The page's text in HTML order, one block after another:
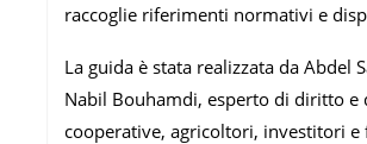
raccoglie riferimenti normativi e
La guida è stata realizzata da Abdel
Nabil Bouhamdi, esperto di diritto
cooperative, agricoltori, investitori